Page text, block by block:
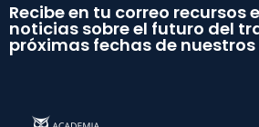
Recibe en tu correo recursos
noticias sobre el futuro del
próximas fechas de